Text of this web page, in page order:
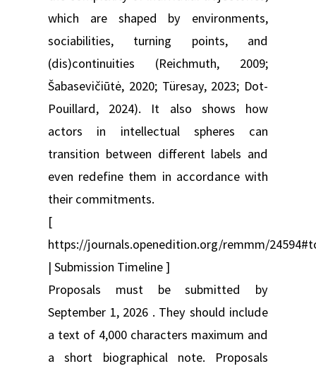
which are shaped by environments,
sociabilities, turning points, and
(dis)continuities (Reichmuth, 2009;
Šabasevičiūtė, 2020; Türesay, 2023; Dot-
Pouillard, 2024). It also shows how
actors in intellectual spheres can
transition between different labels and
even redefine them in accordance with
their commitments.
[
https://journals.openedition.org/remmm/
| Submission Timeline ]
Proposals must be submitted by
September 1, 2026 . They should include
a text of 4,000 characters maximum and
a short biographical note. Proposals